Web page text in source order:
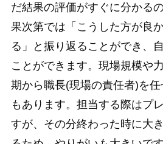
だ結果の評価がすぐに分かる
果次第では「こうした方が良
る」と振り返ることができ、
ことができます。現場規模や
期から職長(現場の責任者)を
もあります。担当する際はプ
すが、その分終わった時に大